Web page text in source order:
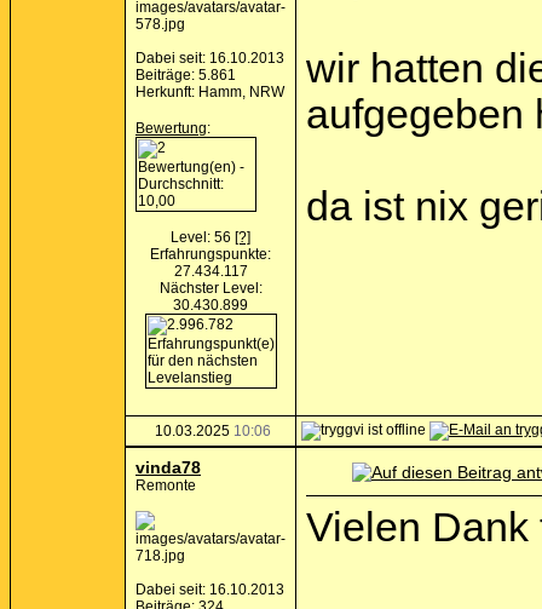
Dabei seit: 16.10.2013
Beiträge: 5.861
Herkunft: Hamm, NRW
Bewertung:
Level: 56 [?]
Erfahrungspunkte:
27.434.117
Nächster Level:
30.430.899
wir hatten
aufgegeben
da ist nix
10.03.2025 10:06
vinda78
Remonte
Dabei seit: 16.10.2013
Vielen Dank